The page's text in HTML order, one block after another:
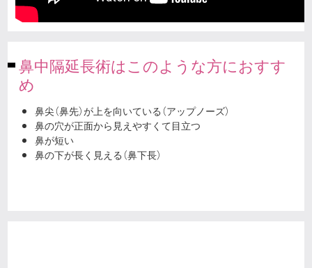
鼻中隔延長術はこのような方におすす
め
鼻尖（鼻先）が上を向いている（アップノーズ）
鼻の穴が正面から見えやすくて目立つ
鼻が短い
鼻の下が長く見える（鼻下長）